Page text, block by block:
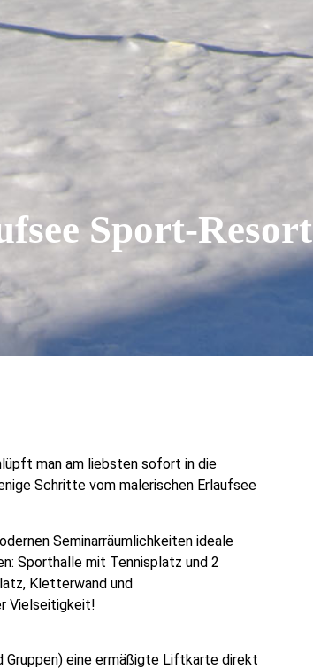
Sport-Resort
man am liebsten sofort in die
Schritte vom malerischen Erlaufsee
Seminarräumlichkeiten ideale
Sporthalle mit Tennisplatz und 2
Kletterwand und
Vielseitigkeit!
Gruppen) eine ermäßigte Liftkarte direkt